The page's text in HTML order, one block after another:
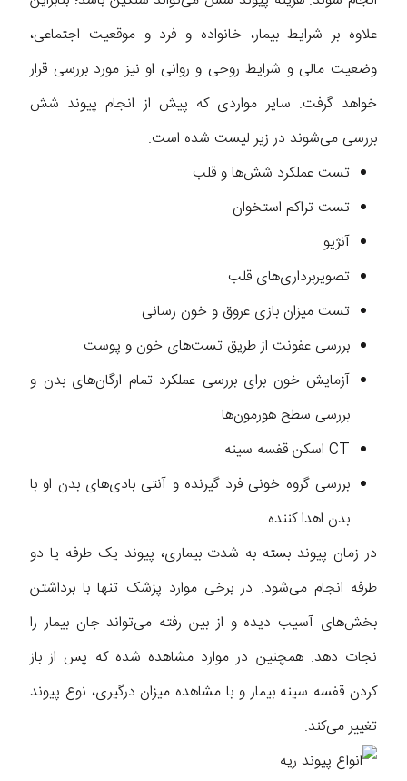
علاوه بر شرایط بیمار، خانواده و فرد و موقعیت اجتماعی،
وضعیت مالی و شرایط روحی و روانی او نیز مورد بررسی قرار
خواهد گرفت. سایر مواردی که پیش از انجام پیوند شش
بررسی می‌شوند در زیر لیست شده است.
تست عملکرد شش‌ها و قلب
تست تراکم استخوان
آنژیو
تصویربرداری‌های قلب
تست میزان بازی عروق و خون رسانی
بررسی عفونت از طریق تست‌های خون و پوست
آزمایش خون برای بررسی عملکرد تمام ارگان‌های بدن و
بررسی سطح هورمون‌ها
CT اسکن قفسه سینه
بررسی گروه خونی فرد گیرنده و آنتی بادی‌های بدن او با
بدن اهدا کننده
در زمان پیوند بسته به شدت بیماری، پیوند یک طرفه یا دو
طرفه انجام می‌شود. در برخی موارد پزشک تنها با برداشتن
بخش‌های آسیب دیده و از بین رفته می‌تواند جان بیمار را
نجات دهد. همچنین در موارد مشاهده شده که پس از باز
کردن قفسه سینه بیمار و با مشاهده میزان درگیری، نوع پیوند
تغییر می‌کند.